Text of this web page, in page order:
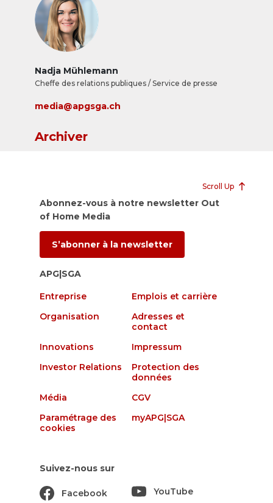
Nadja Mühlemann
Cheffe des relations publiques / Service de presse
media@apgsga.ch
Archiver
Scroll Up
Abonnez-vous à notre newsletter Out
of Home Media
S’abonner à la newsletter
APG|SGA
Entreprise
Emplois et carrière
Organisation
Adresses et
contact
Innovations
Impressum
Investor Relations
Protection des
données
Média
CGV
Paramétrage des
cookies
myAPG|SGA
Suivez-nous sur
Facebook YouTube